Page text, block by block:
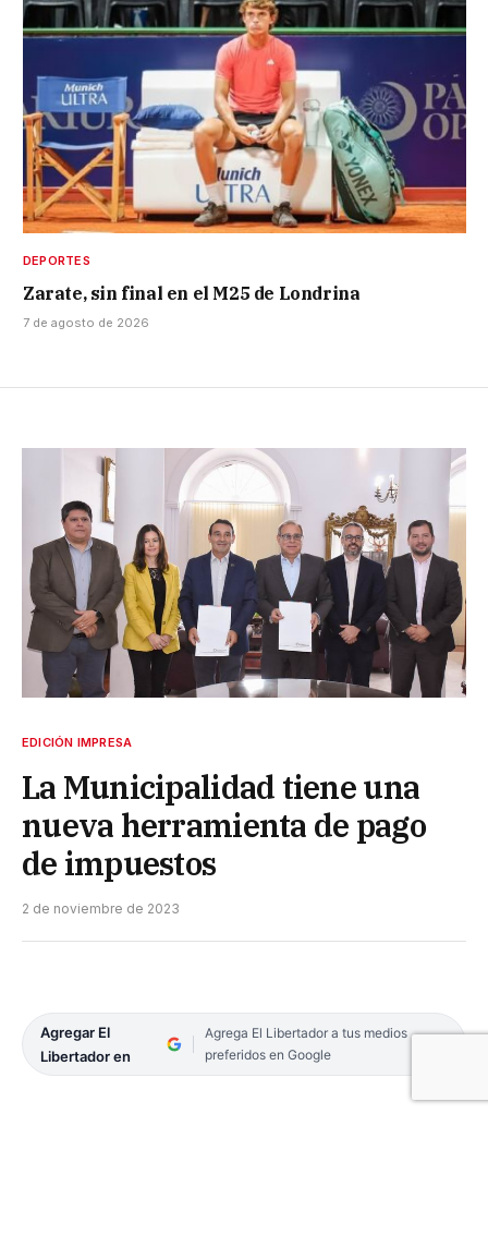
DEPORTES
Zarate, sin final en el M25 de Londrina
7 de agosto de 2026
EDICIÓN IMPRESA
La Municipalidad tiene una
nueva herramienta de pago
de impuestos
2 de noviembre de 2023
Agregar El
Libertador en
Agrega El Libertador a tus medios
preferidos en Google